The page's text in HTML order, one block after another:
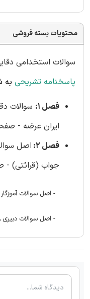
محتویات بسته فروشی
سوالات استخدامی دقایقی با
پاسخنامه تشریحی به
فصل 1:
سوالات
ایران عرضه - صفحه 4 (264
فصل 2:
اصل
جواب (قرائتی) - صفحه 117
- اصل سوالات آموزگار ابتدایی
- اصل سوالات دبیری و هنرآموز